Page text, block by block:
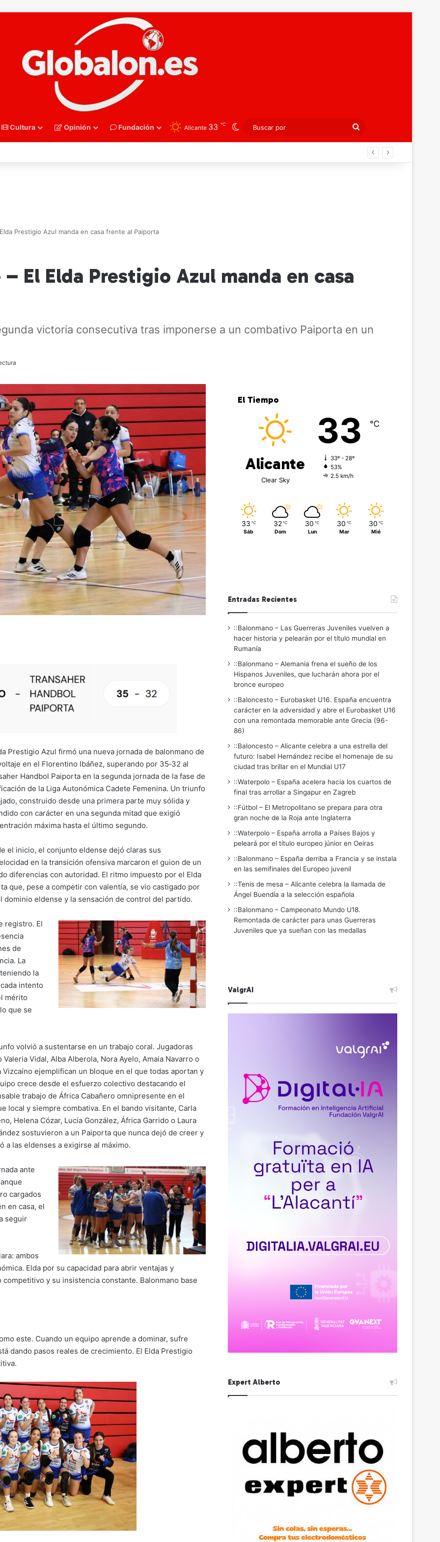
Cultura Opinión Fundación Alicante 33 ℃ Switch skin
Buscar
por
– Alemania frena el sueño de los Hispanos Juveniles, que lucharán ahora por el bronce europeo
Prestigio Azul manda en casa frente al Paiporta
El Elda Prestigio Azul manda en casa
victoria consecutiva tras imponerse a un combativo Paiporta en un
Prestigio Azul firmó una nueva jornada de balonmano de
en el Florentino Ibáñez, superando por 35‑32 al
Handbol Paiporta en la segunda jornada de la fase de
de la Liga Autonómica Cadete Femenina. Un triunfo
construido desde una primera parte muy sólida y
con carácter en una segunda mitad que exigió
máxima hasta el último segundo.
el inicio, el conjunto eldense dejó claras sus
en la transición ofensiva marcaron el guion de un
diferencias con autoridad. El ritmo impuesto por el Elda
que, pese a competir con valentía, se vio castigado por
dominio eldense y la sensación de control del partido.
registro. El
de
La
la
intento
mérito
que se
volvió a sustentarse en un trabajo coral. Jugadoras
Valeria Vidal, Alba Alberola, Nora Ayelo, Amaia Navarro o
Vizcaíno ejemplifican un bloque en el que todas aportan y
crece desde el esfuerzo colectivo destacando el
trabajo de África Cabañero omnipresente en el
local y siempre combativa. En el bando visitante, Carla
Helena Cózar, Lucía González, África Garrido o Laura
sostuvieron a un Paiporta que nunca dejó de creer y
a las eldenses a exigirse al máximo.
ante
cargados
en casa, el
seguir
ambos
Elda por su capacidad para abrir ventajas y
y su insistencia constante. Balonmano base
este. Cuando un equipo aprende a dominar, sufre
dando pasos reales de crecimiento. El Elda Prestigio
El Tiempo
Alicante
Clear Sky
33 ℃
33º - 28º
53%
2.5 km/h
33 ℃
Sáb
32 ℃
Dom
30 ℃
Lun
30 ℃
Mar
30 ℃
Mié
Entradas Recientes
::Balonmano – Las Guerreras Juveniles vuelven a
hacer historia y pelearán por el título mundial en
Rumanía
::Balonmano – Alemania frena el sueño de los
Hispanos Juveniles, que lucharán ahora por el
bronce europeo
::Baloncesto – Eurobasket U16. España encuentra
carácter en la adversidad y abre el Eurobasket U16
con una remontada memorable ante Grecia (96-
86)
::Baloncesto – Alicante celebra a una estrella del
futuro: Isabel Hernández recibe el homenaje de su
ciudad tras brillar en el Mundial U17
::Waterpolo – España acelera hacia los cuartos de
final tras arrollar a Singapur en Zagreb
::Fútbol – El Metropolitano se prepara para otra
gran noche de la Roja ante Inglaterra
::Waterpolo – España arrolla a Países Bajos y
peleará por el título europeo júnior en Oeiras
::Balonmano – España derriba a Francia y se instala
en las semifinales del Europeo juvenil
::Tenis de mesa – Alicante celebra la llamada de
Ángel Buendía a la selección española
::Balonmano – Campeonato Mundo U18.
Remontada de carácter para unas Guerreras
Juveniles que ya sueñan con las medallas
ValgrAI
Expert Alberto